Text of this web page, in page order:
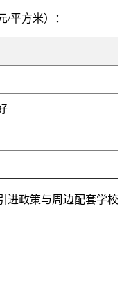
平方米）：
进政策与周边配套学校